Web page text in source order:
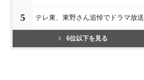
5 テレ東、東野さん追悼でドラマ放送
6位以下を見る